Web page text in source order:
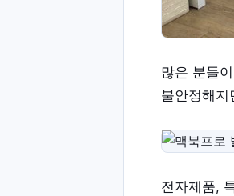
많은 분들
불안정해
전자제품,